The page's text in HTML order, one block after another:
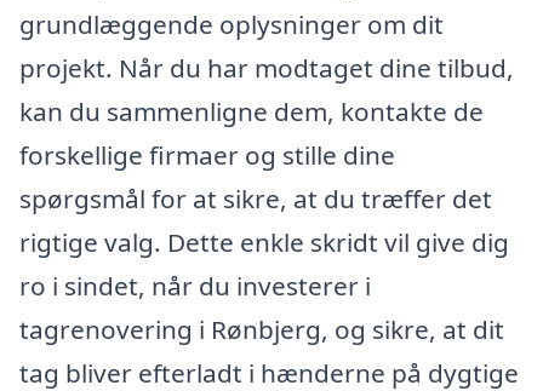
grundlæggende oplysninger om dit
projekt. Når du har modtaget dine tilbud,
kan du sammenligne dem, kontakte de
forskellige firmaer og stille dine
spørgsmål for at sikre, at du træffer det
rigtige valg. Dette enkle skridt vil give dig
ro i sindet, når du investerer i
tagrenovering i Rønbjerg, og sikre, at dit
tag bliver efterladt i hænderne på dygtige